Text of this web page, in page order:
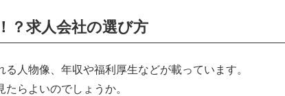
？求人会社の選び方
人物像、年収や福利厚生などが載っています。
らよいのでしょうか。